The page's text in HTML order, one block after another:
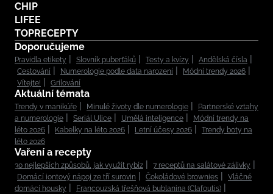
CHIP
LIFEE
TOPRECEPTY
Doporučujeme
Pravidla etikety Slovník puberťáků Testy a kvízy
Andělská čísla
Cestování
Numerologie podle data narození
Módní trendy 2026
Vítejte!
Grilování
Aktuální témata
Trendy v manikúře Minulé životy dle numerologie
Partnerské vztahy
a numerologie
Seriál Ulice Umělá inteligence
Módní trendy na
léto 2026
Kabelky na léto 2026 Letní účesy 2026
Trendy boty na
léto 2026
Vaření a recepty
30 nejlepších způsobů, jak využít rybíz
7 receptů na salátové zálivky
Domácí iontový nápoj ze tří surovin
Čokoládové brownies
Vláčné
domácí housky
Francouzská třešňová bublanina (Clafoutis)